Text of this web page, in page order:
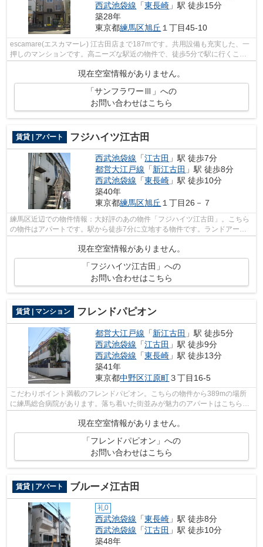
西武池袋線 「東長崎 」駅 徒歩15分
築28年
東京都練馬区旭丘 １丁目45-10
escamare(エスカマーレ) 江古田店まで187mです。共用設備も充実した、一
押しのマンションです。高ニーズな駅近の物件で、徒歩5分で駅に行くこと
ができます。練馬区エリアにある物件の...
現在空室情報がありません。
「サンフラワーⅢ」への
お問い合わせはこちら
賃貸 | アパート フジハイツ江古田
西武池袋線 「江古田 」駅 徒歩7分
都営大江戸線 「新江古田 」駅 徒歩8分
西武池袋線 「東長崎 」駅 徒歩10分
築40年
東京都練馬区旭丘 １丁目26－７
練馬区近辺での物件情報：大好評のあの物件「フジハイツ江古田」。こちら
の物件はアパートです。駅から徒歩7分に立地する物件です。ランドアー
ク 江古田支店への来店予約は、03-5982-...
現在空室情報がありません。
「フジハイツ江古田」への
お問い合わせはこちら
賃貸 | マンション フレンドパピオン
都営大江戸線 「新江古田 」駅 徒歩5分
西武池袋線 「江古田 」駅 徒歩9分
西武池袋線 「東長崎 」駅 徒歩13分
築41年
東京都中野区江原町３丁目16-5
こだわりポイント満載のフレンドパピオン。こちらの物件から389mの場所
に練馬総合病院があります。落ち着いた街並みが魅力のアパートはこちらで
現在空室情報がありません。
「フレンドパピオン」への
お問い合わせはこちら
賃貸 | アパート ブルーメ江古田
礼0
西武池袋線 「東長崎 」駅 徒歩8分
西武池袋線 「江古田 」駅 徒歩10分
築48年